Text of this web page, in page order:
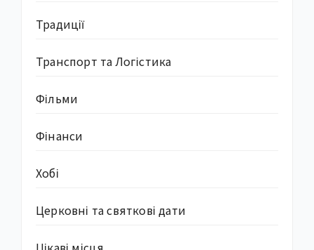
Традиції
Транспорт та Логістика
Фільми
Фінанси
Хобі
Церковні та святкові дати